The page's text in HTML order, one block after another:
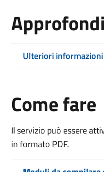
Ulteriori informazioni
Come fare
Il servizio può essere
in formato PDF.